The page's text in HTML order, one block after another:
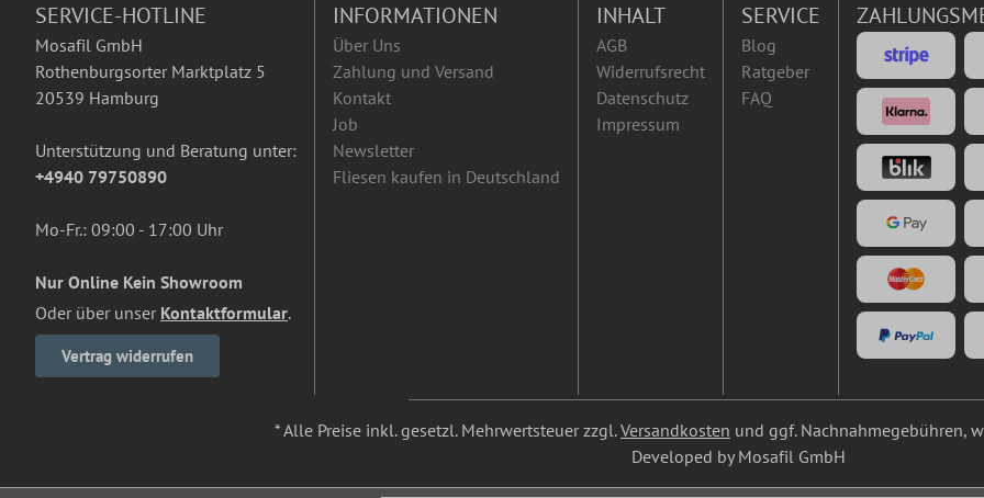
SERVICE-HOTLINE
Mosafil GmbH
Rothenburgsorter Marktplatz 5
20539 Hamburg
Unterstützung und Beratung unter:
+4940 79750890
Mo-Fr.: 09:00 - 17:00 Uhr
Nur Online Kein Showroom
Oder über unser Kontaktformular.
Vertrag widerrufen
INFORMATIONEN
Über Uns
Zahlung und Versand
Kontakt
Job
Newsletter
Fliesen kaufen in Deutschland
INHALT
AGB
Widerrufsrecht
Datenschutz
Impressum
SERVICE
Blog
Ratgeber
FAQ
* Alle Preise inkl. gesetzl. Mehrwertsteuer zzgl.Versandkosten und ggf. Nachnahmegebühren,
Developed by Mosafil GmbH